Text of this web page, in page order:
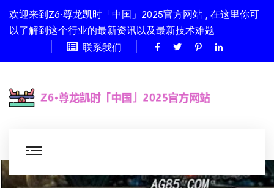
欢迎来到Z6·尊龙凯时「中国」2025官方网站 , 在这里你可
以了解到这个行业的最新资讯以及最新技术难题
联系我们